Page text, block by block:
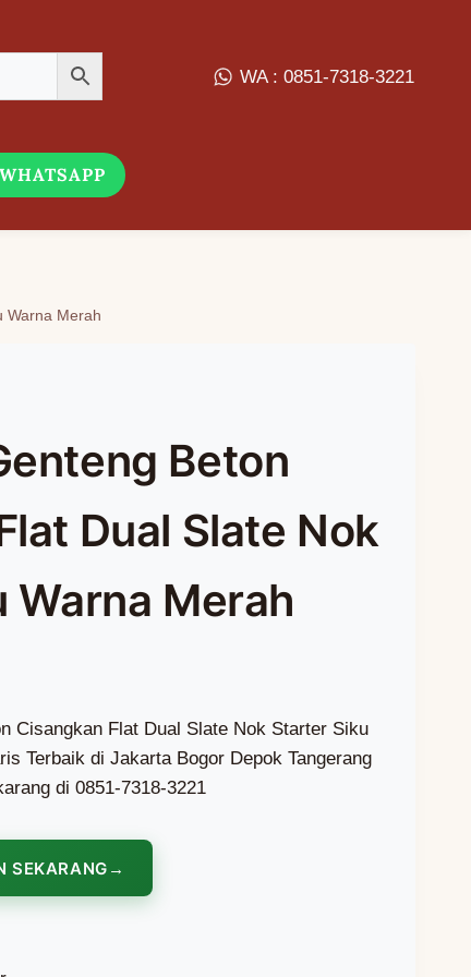
WA : 0851-7318-3221
Warna Merah
Beton
Dual Slate Nok
Warna Merah
Cisangkan Flat Dual Slate Nok Starter Siku
Terbaik di Jakarta Bogor Depok Tangerang
di 0851-7318-3221
SEKARANG